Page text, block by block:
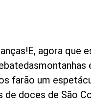
agora
farão um
doces de São